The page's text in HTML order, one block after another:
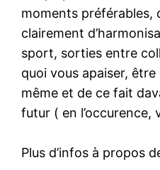
moments préférables,
clairement
sport, sorties entre
quoi vous apaiser,
même et de ce fait
futur ( en l’occurence,
Plus d’infos à propos